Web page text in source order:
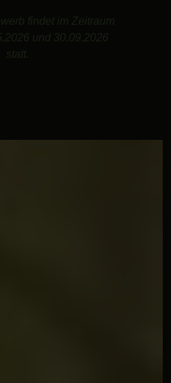
findet im Zeitraum
und 30.09.2026
statt.